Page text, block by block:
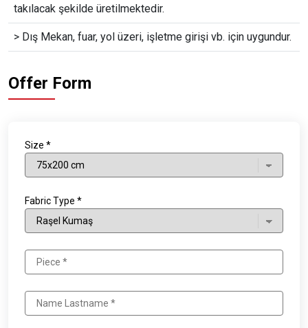
takılacak şekilde üretilmektedir.
> Dış Mekan, fuar, yol üzeri, işletme girişi vb. için uygundur.
Offer Form
Size *
Fabric Type *